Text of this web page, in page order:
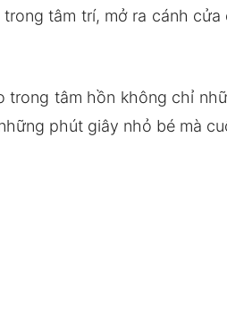
tâm trí, mở ra cánh
tâm hồn không chỉ
phút giây nhỏ bé mà